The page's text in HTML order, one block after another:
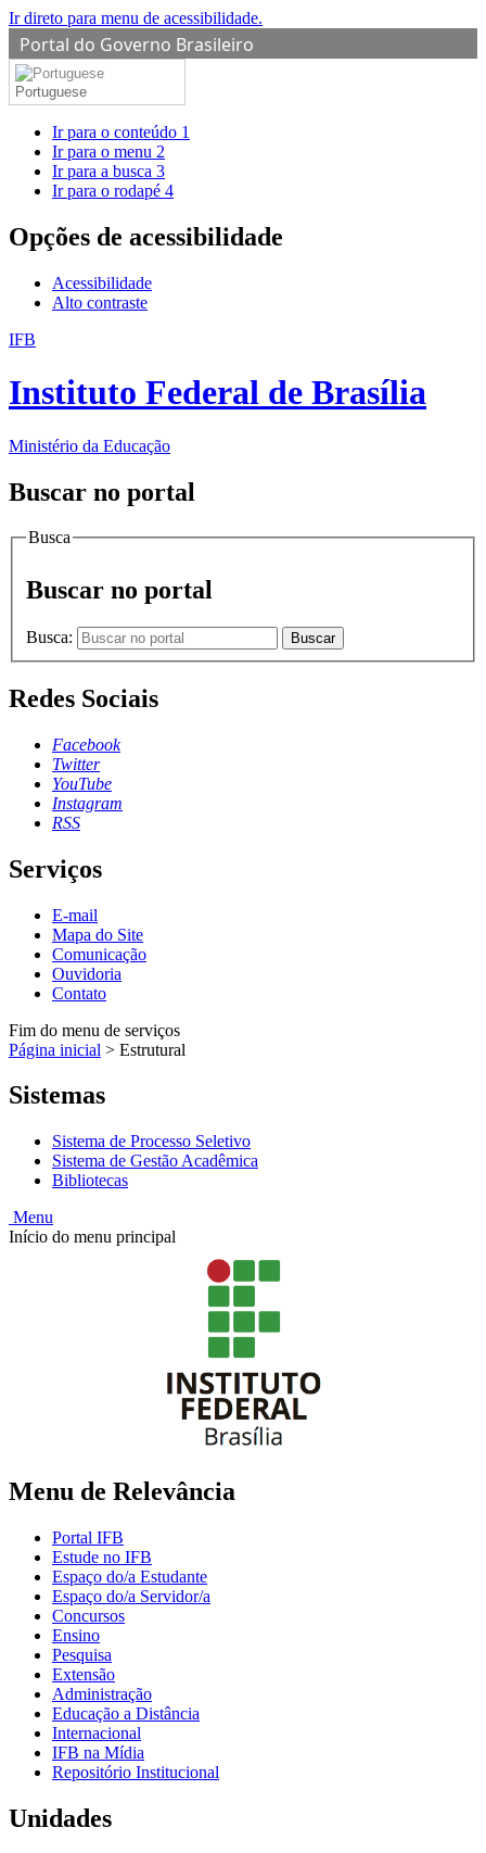
Ir direto para menu de acessibilidade.
Portal do Governo Brasileiro
Portuguese
Ir para o conteúdo 1
Ir para o menu 2
Ir para a busca 3
Ir para o rodapé 4
Opções de acessibilidade
Acessibilidade
Alto contraste
IFB
Instituto Federal de Brasília
Ministério da Educação
Buscar no portal
Busca
Buscar no portal
Busca: Buscar
Redes Sociais
Facebook
Twitter
YouTube
Instagram
RSS
Serviços
E-mail
Mapa do Site
Comunicação
Ouvidoria
Contato
Fim do menu de serviços
Página inicial > Estrutural
Sistemas
Sistema de Processo Seletivo
Sistema de Gestão Acadêmica
Bibliotecas
Menu
Início do menu principal
Menu de Relevância
Portal IFB
Estude no IFB
Espaço do/a Estudante
Espaço do/a Servidor/a
Concursos
Ensino
Pesquisa
Extensão
Administração
Educação a Distância
Internacional
IFB na Mídia
Repositório Institucional
Unidades